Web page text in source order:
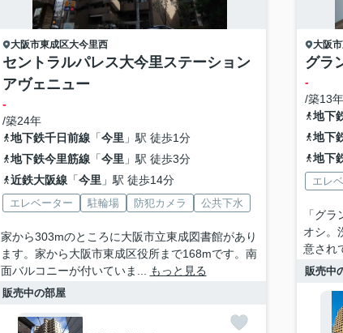
大阪市東成区大今里西
セントラルパレス大今里ステーション
アヴェニュー
-
/築24年
地下鉄千日前線「今里 」駅 徒歩1分
地下鉄今里筋線「今里 」駅 徒歩3分
近鉄大阪線「今里 」駅 徒歩14分
エレベーター 駐輪場 防犯カメラ 公共下水
家から303mのところに大阪市立東成図書館があり
ます。家から大阪市東成区役所まで168mです。南
面バルコニーが付いていま...
もっと見る
販売中の部屋
大阪
グラ
-
/築13年
地下
地下
地下
エレ
「グ
オシ。
意され
販売中